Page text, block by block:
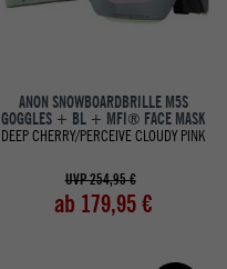
ANON SNOWBOARDBRILLE M5S
GOGGLES + BL + MFI® FACE MASK
DEEP CHERRY/PERCEIVE CLOUDY PINK
UVP 254,95 €
ab 179,95 €